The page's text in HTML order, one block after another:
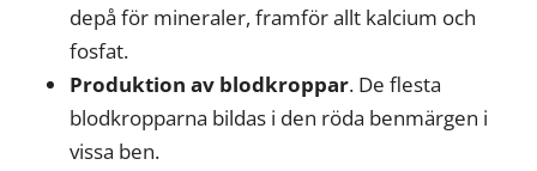
depå för mineraler, framför allt kalcium och
fosfat.
Produktion av blodkroppar. De flesta
blodkropparna bildas i den röda benmärgen i
vissa ben.